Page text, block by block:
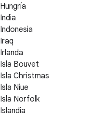
Hungría
India
Indonesia
Iraq
Irlanda
Isla Bouvet
Isla Christmas
Isla Niue
Isla Norfolk
Islandia